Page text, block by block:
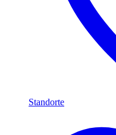
Standorte